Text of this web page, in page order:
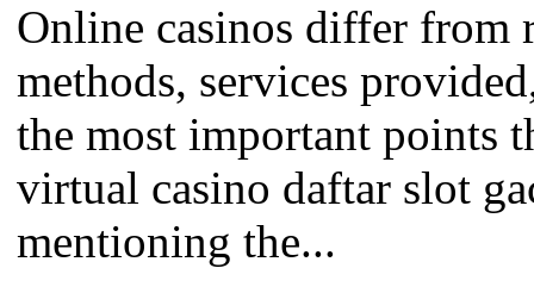
Online casinos differ from
methods, services
the most important points
virtual casino daftar slot
mentioning the...